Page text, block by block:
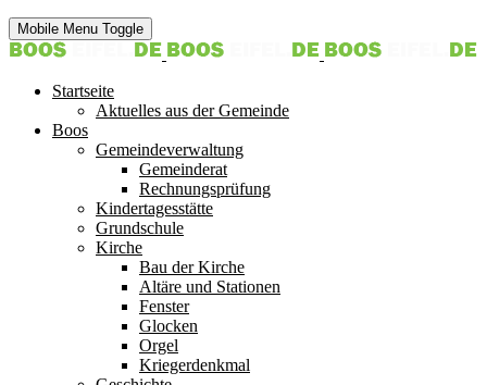
Mobile Menu Toggle
Startseite
Aktuelles aus der Gemeinde
Boos
Gemeindeverwaltung
Gemeinderat
Rechnungsprüfung
Kindertagesstätte
Grundschule
Kirche
Bau der Kirche
Altäre und Stationen
Fenster
Glocken
Orgel
Kriegerdenkmal